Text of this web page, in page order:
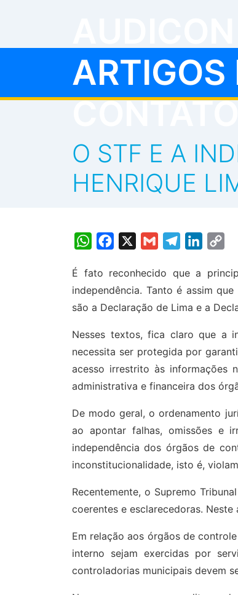
ARTIGOS
O STF E A
HENRIQUE
WhatsAppFacebook Gmail TelegramLinkedIn
É fato reconhecido que a
independência. Tanto é assim
são a Declaração de Lima e a
Nesses textos, fica claro que a
necessita ser protegida por
acesso irrestrito às informações
administrativa e financeira dos
De modo geral, o ordenamento
ao apontar falhas, omissões e
independência dos órgãos de
inconstitucionalidade, isto é,
Recentemente, o Supremo
coerentes e esclarecedoras.
Em relação aos órgãos de
interno sejam exercidas por
controladorias municipais devem